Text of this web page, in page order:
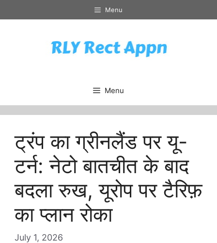
to
Menu
Menu
ट्रंप का ग्रीनलैंड पर यू-
टर्न: नेटो बातचीत के बाद
बदला रुख, यूरोप पर टैरिफ़
का प्लान रोका
July 1, 2026